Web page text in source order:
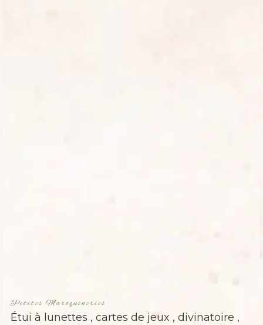
Petites Maroquineries
Étui à lunettes , cartes de jeux , divinatoire ,